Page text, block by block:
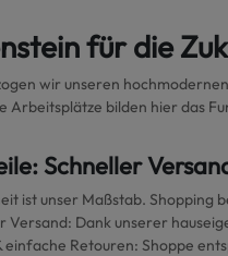
für die
wir unseren
Arbeitsplätze bilden hier das
Schneller
ist unser Maßstab. Shopping
Versand: Dank unserer
einfache Retouren: Shoppe